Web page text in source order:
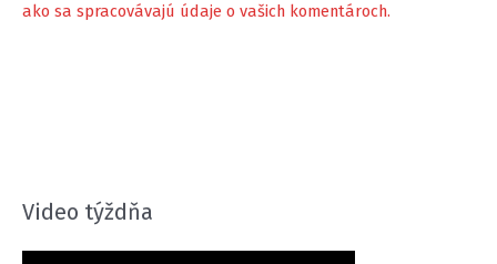
ako sa spracovávajú údaje o vašich komentároch.
Video týždňa